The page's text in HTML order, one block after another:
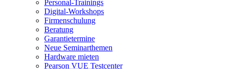
Personal-Trainings
Digital-Workshops
Firmenschulung
Beratung
Garantietermine
Neue Seminarthemen
Hardware mieten
Pearson VUE Testcenter